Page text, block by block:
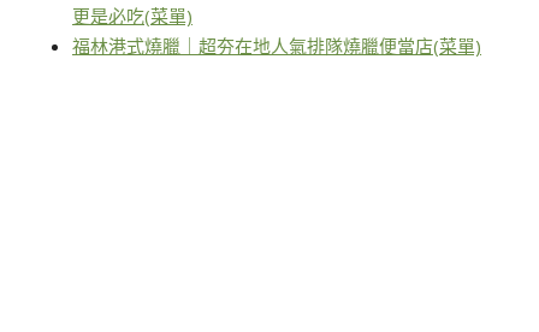
更是必吃(菜單)
福林港式燒臘｜超夯在地人氣排隊燒臘便當店(菜單)